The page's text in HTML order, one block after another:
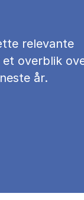
relevante
overblik
år.